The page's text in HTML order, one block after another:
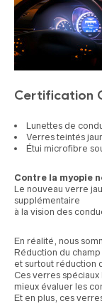
Certification
Lunettes de
Verres teintés
Étui microfibre
Contre la myopie
Le nouveau verre
supplémentaire
à la vision des
En réalité, nous
Réduction du
et surtout réduction
Ces verres
mieux évaluer les
Et en plus, ces